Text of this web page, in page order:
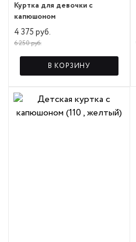
Куртка для девочки с
капюшоном
4 375 руб.
6 250 руб.
В КОРЗИНУ